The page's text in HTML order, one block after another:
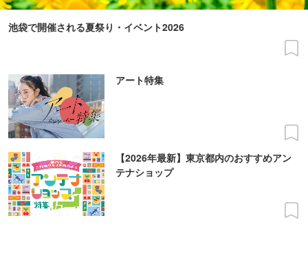
池袋で開催される夏祭り・イベント2026
アート特集
【2026年最新】東京都内のおすすめアン
テナショップ